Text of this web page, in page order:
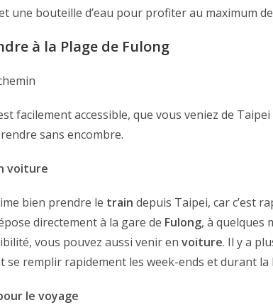
une bouteille d’eau pour profiter au maximum
à la Plage de Fulong
facilement accessible, que vous veniez de
sans encombre.
voiture
bien prendre le train depuis Taipei, car c’est
directement à la gare de Fulong, à quelques
vous pouvez aussi venir en voiture. Il y a
se remplir rapidement les week-ends et durant la
le voyage